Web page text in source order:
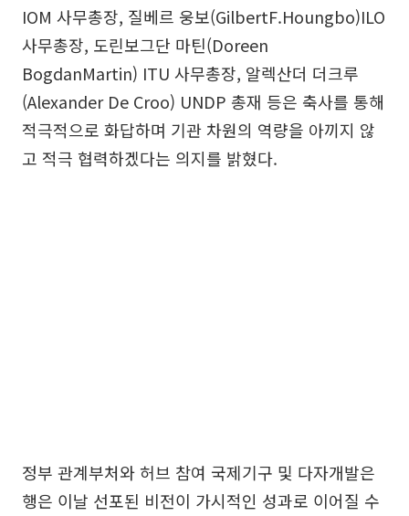
IOM 사무총장, 질베르 웅보(GilbertF.Houngbo)ILO
사무총장, 도린보그단 마틴(Doreen
BogdanMartin) ITU 사무총장, 알렉산더 더크루
(Alexander De Croo) UNDP 총재 등은 축사를 통해
적극적으로 화답하며 기관 차원의 역량을 아끼지 않
고 적극 협력하겠다는 의지를 밝혔다.
정부 관계부처와 허브 참여 국제기구 및 다자개발은
행은 이날 선포된 비전이 가시적인 성과로 이어질 수